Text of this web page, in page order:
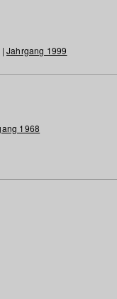
Jahrgang 1999
1968